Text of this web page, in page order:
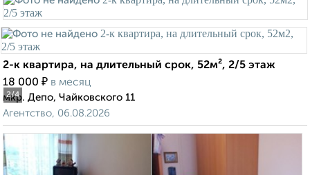
2/4
2-к квартира, на длительный срок, 52м², 2/5 этаж
18 000 ₽ в месяц
мкр. Депо, Чайковского 11
Агентство, 06.08.2026